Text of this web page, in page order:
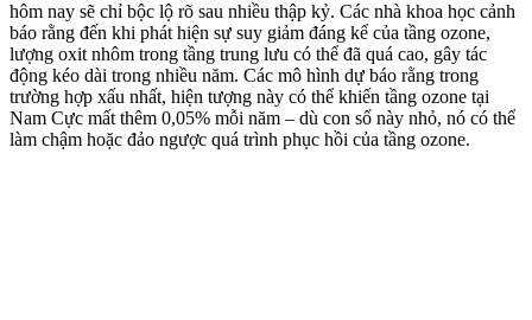
hôm nay sẽ chỉ bộc lộ rõ sau nhiều thập kỷ. Các nhà khoa học cảnh
báo rằng đến khi phát hiện sự suy giảm đáng kể của tầng ozone,
lượng oxit nhôm trong tầng trung lưu có thể đã quá cao, gây tác
động kéo dài trong nhiều năm. Các mô hình dự báo rằng trong
trường hợp xấu nhất, hiện tượng này có thể khiến tầng ozone tại
Nam Cực mất thêm 0,05% mỗi năm – dù con số này nhỏ, nó có thể
làm chậm hoặc đảo ngược quá trình phục hồi của tầng ozone.